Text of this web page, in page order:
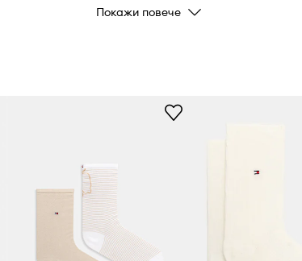
производителя
Цвят
Код на продукта
Покажи повече